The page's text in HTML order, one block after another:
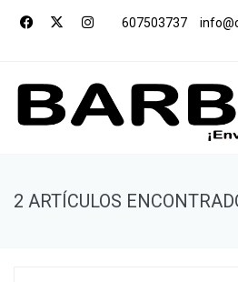
607503737
2 ARTÍCULOS